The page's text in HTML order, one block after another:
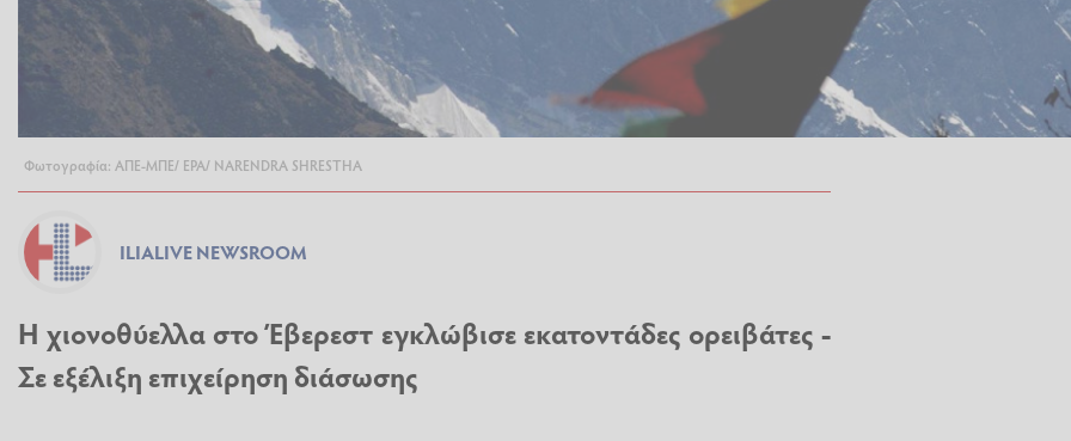
Φωτογραφία: ΑΠΕ-ΜΠΕ/ ΕΡΑ/ NARENDRA SHRESTHA
ILIALIVE NEWSROOM
Η χιονοθύελλα στο Έβερεστ εγκλώβισε εκατοντάδες ορειβάτες -
Σε εξέλιξη επιχείρηση διάσωσης